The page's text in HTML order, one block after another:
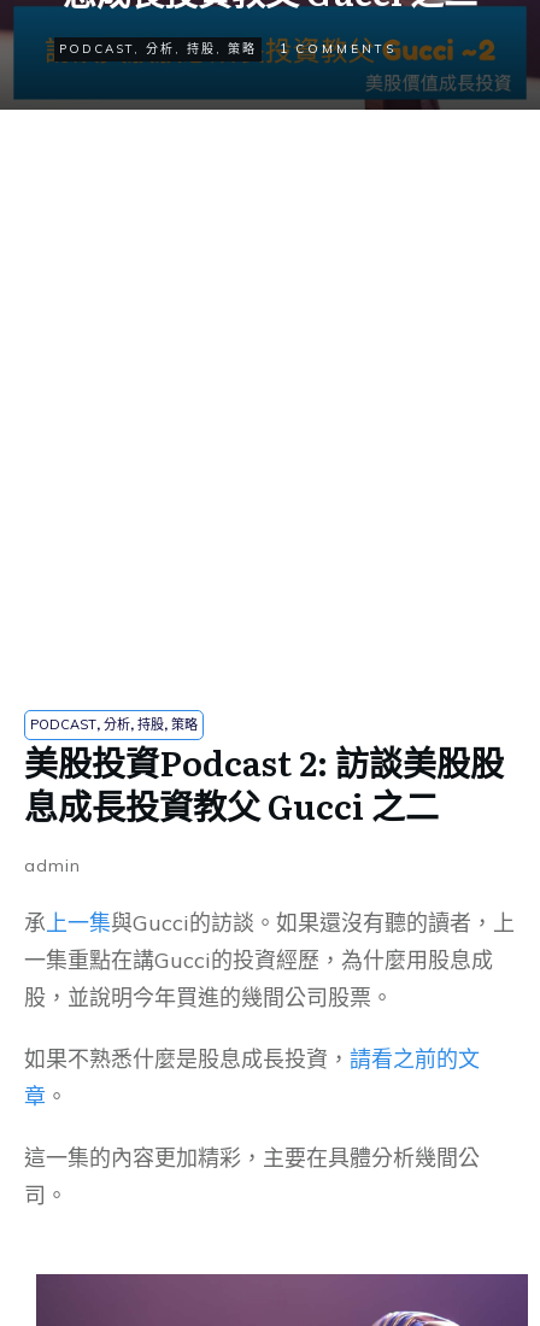
PODCAST 分析 持股 策略 1 COMMENTS
PODCAST, 分析, 持股, 策略
美股投資Podcast 2: 訪談美股股
息成長投資教父 Gucci 之二
admin
承 上一集與Gucci的訪談。如果還沒有聽的讀者，上
一集重點在講Gucci的投資經歷，為什麼用股息成
股，並說明今年買進的幾間公司股票。
如果不熟悉什麼是股息成長投資， 請看之前的文
章 。
這一集的內容更加精彩，主要在具體分析幾間公
司。